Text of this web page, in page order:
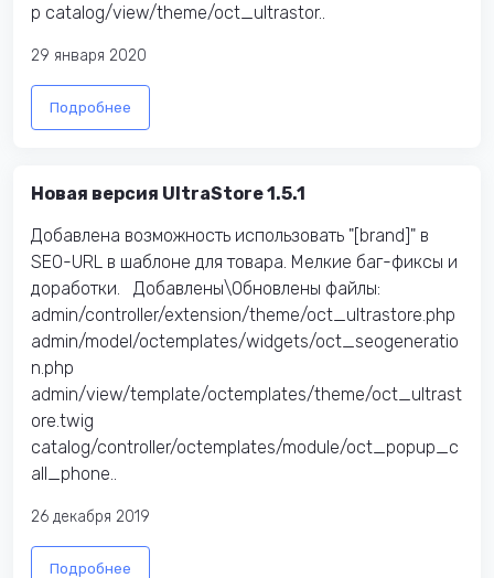
p catalog/view/theme/oct_ultrastor..
29 января 2020
Подробнее
Новая версия UltraStore 1.5.1
Добавлена возможность использовать "[brand]" в
SEO-URL в шаблоне для товара. Мелкие баг-фиксы и
доработки. Добавлены\Обновлены файлы:
admin/controller/extension/theme/oct_ultrastore.php
admin/model/octemplates/widgets/oct_seogeneratio
n.php
admin/view/template/octemplates/theme/oct_ultrast
ore.twig
catalog/controller/octemplates/module/oct_popup_c
all_phone..
26 декабря 2019
Подробнее